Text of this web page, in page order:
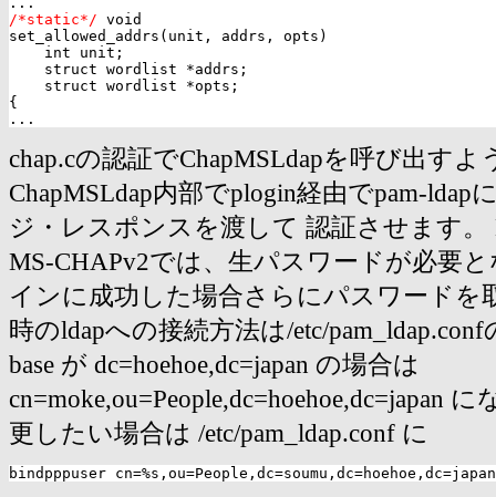
/*static*/ void
set_allowed_addrs(unit, addrs, opts)
    int unit;
    struct wordlist *addrs;
    struct wordlist *opts;
{
chap.cの認証でChapMSLdapを呼び出すよ
ChapMSLdap内部でplogin経由でpam-ldap
ジ・レスポンスを渡して 認証させます。
MS-CHAPv2では、生パスワードが必要
インに成功した場合さらにパスワードを
時のldapへの接続方法は/etc/
base が dc=hoehoe,dc=japan の場合は
cn=moke,ou=People,dc=hoehoe,dc=japan
更したい場合は /etc/pam_ldap.conf に